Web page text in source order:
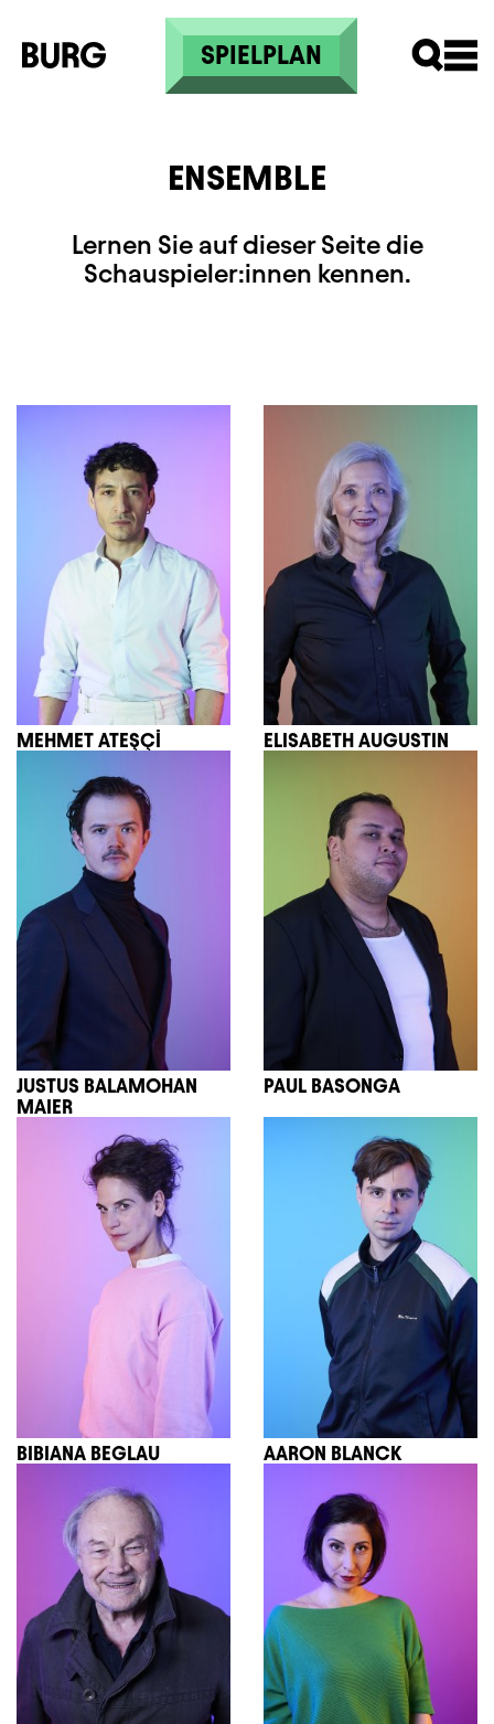
Direkt zum Inhalt
SPIELPLAN
ENSEMBLE
Lernen Sie auf dieser Seite die
Schauspieler:innen kennen.
MEHMET ATEŞÇİ ELISABETH AUGUSTIN
JUSTUS BALAMOHAN
MAIER
PAUL BASONGA
BIBIANA BEGLAU AARON BLANCK